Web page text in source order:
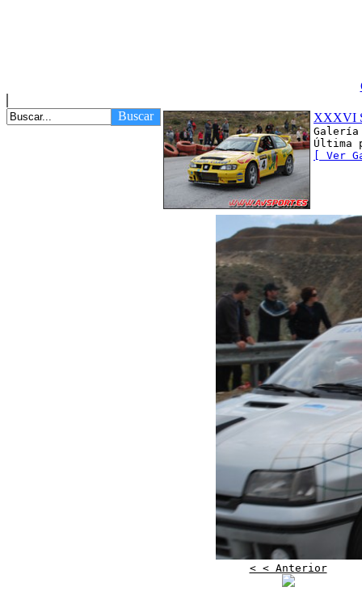
Buscar XXXVI
Última
[ Ver
< < Anterior